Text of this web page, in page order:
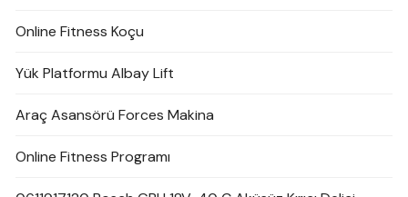
Online Fitness Koçu
Yük Platformu Albay Lift
Araç Asansörü Forces Makina
Online Fitness Programı